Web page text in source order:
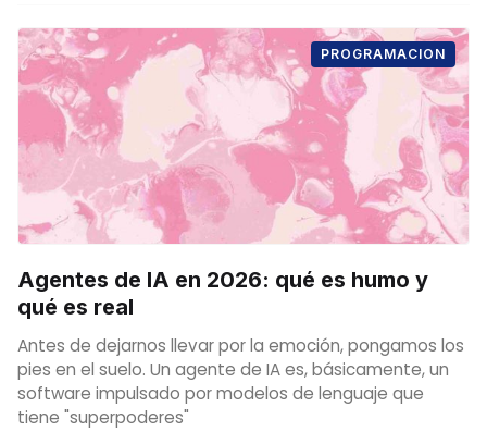
PROGRAMACION
Agentes de IA en 2026: qué es humo y
qué es real
Antes de dejarnos llevar por la emoción, pongamos los
pies en el suelo. Un agente de IA es, básicamente, un
software impulsado por modelos de lenguaje que
tiene "superpoderes"